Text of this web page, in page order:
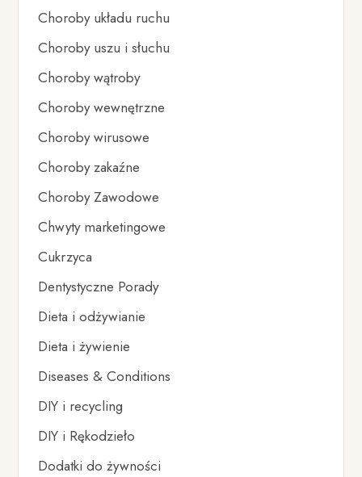
Choroby układu ruchu
Choroby uszu i słuchu
Choroby wątroby
Choroby wewnętrzne
Choroby wirusowe
Choroby zakaźne
Choroby Zawodowe
Chwyty marketingowe
Cukrzyca
Dentystyczne Porady
Dieta i odżywianie
Dieta i żywienie
Diseases & Conditions
DIY i recycling
DIY i Rękodzieło
Dodatki do żywności